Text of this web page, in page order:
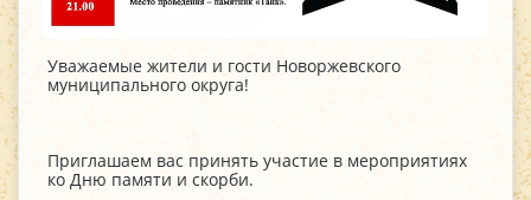
Уважаемые жители и гости Новоржевского
муниципального округа!
Приглашаем вас принять участие в мероприятиях
ко Дню памяти и скорби.